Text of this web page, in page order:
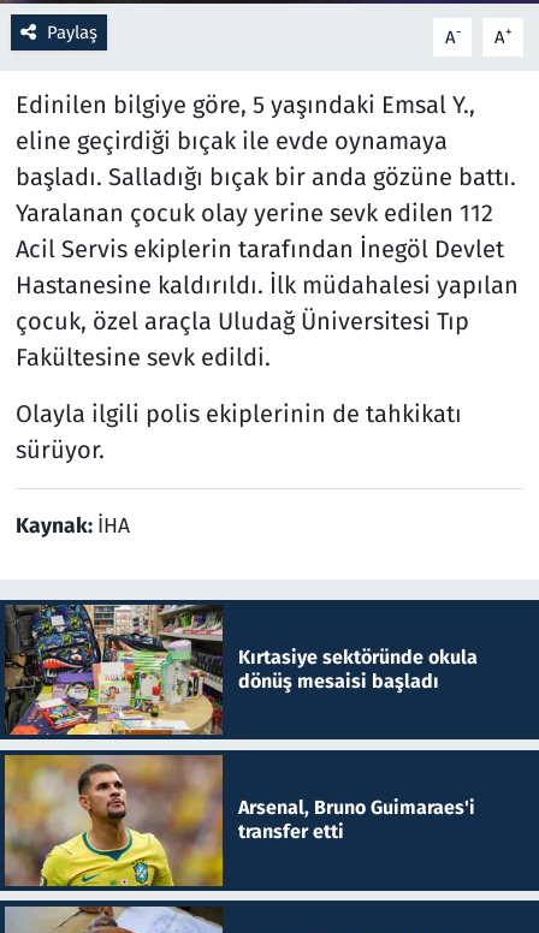
Paylaş A- A+
Edinilen bilgiye göre, 5 yaşındaki Emsal Y.,
eline geçirdiği bıçak ile evde oynamaya
başladı. Salladığı bıçak bir anda gözüne battı.
Yaralanan çocuk olay yerine sevk edilen 112
Acil Servis ekiplerin tarafından İnegöl Devlet
Hastanesine kaldırıldı. İlk müdahalesi yapılan
çocuk, özel araçla Uludağ Üniversitesi Tıp
Fakültesine sevk edildi.
Olayla ilgili polis ekiplerinin de tahkikatı
sürüyor.
Kaynak: İHA
Kırtasiye sektöründe okula
dönüş mesaisi başladı
Arsenal, Bruno Guimaraes'i
transfer etti
Sağlık
Savunma Sanayi
Seçim 2023
Spor
Teknoloji ve Bilim
Televizyon